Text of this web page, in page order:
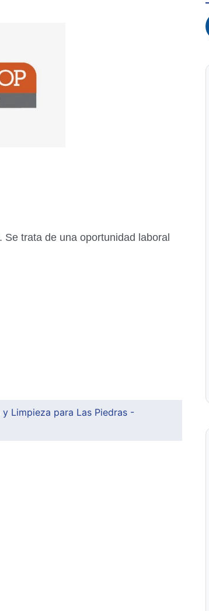
trata de una oportunidad laboral
Limpieza para Las Piedras -